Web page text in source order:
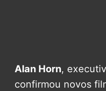
Alan Horn,
confirmou novos